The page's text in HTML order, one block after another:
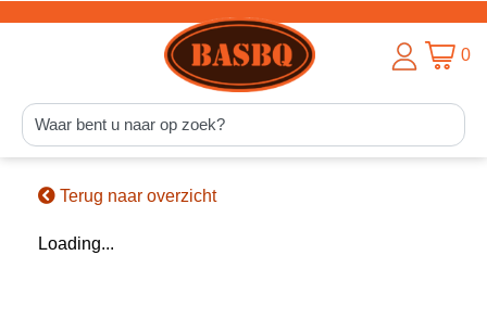
0
Terug naar overzicht
Loading...